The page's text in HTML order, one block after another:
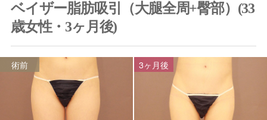
ベイザー脂肪吸引（大腿全周+臀部）(33
歳女性・3ヶ月後)
術前 3ヶ月後